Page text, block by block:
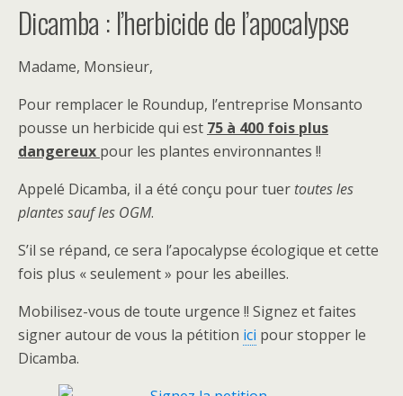
Dicamba : l’herbicide de l’apocalypse
Madame, Monsieur,
Pour remplacer le Roundup, l’entreprise Monsanto
pousse un herbicide qui est 75 à 400 fois plus
dangereux pour les plantes environnantes !!
Appelé Dicamba, il a été conçu pour tuer toutes les
plantes sauf les OGM.
S’il se répand, ce sera l’apocalypse écologique et cette
fois plus « seulement » pour les abeilles.
Mobilisez-vous de toute urgence !! Signez et faites
signer autour de vous la pétition ici pour stopper le
Dicamba.